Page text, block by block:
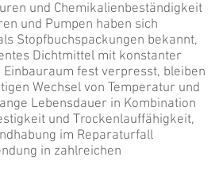
und Chemikalienbeständigkeit
und Pumpen haben sich
Stopfbuchspackungen bekannt,
Dichtmittel mit konstanter
fest verpresst, bleiben
Wechsel von Temperatur und
Lebensdauer in Kombination
und Trockenlauffähigkeit,
im Reparaturfall
in zahlreichen